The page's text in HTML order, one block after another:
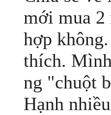
mới mua 2
hợp
thích.
ng "chuột
Hạnh